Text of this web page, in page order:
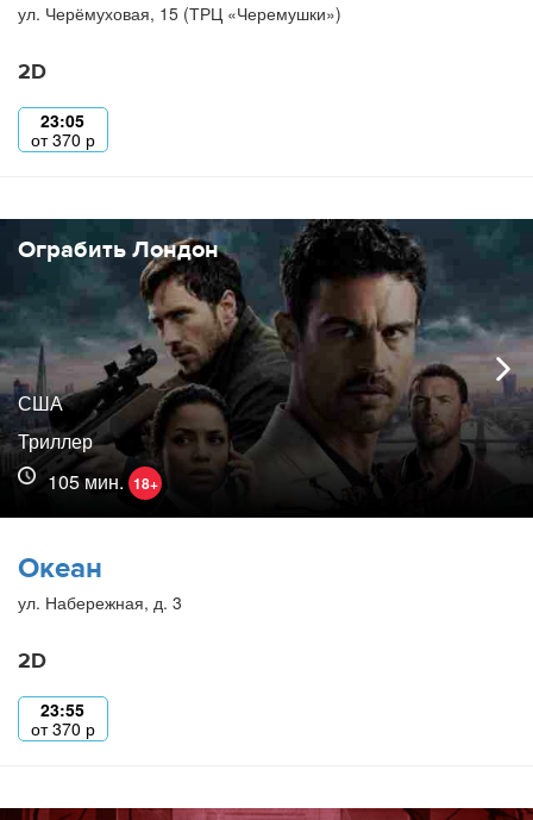
ул. Черёмуховая, 15 (ТРЦ «Черемушки»)
2D
23:05
от370 р
Ограбить Лондон
США
Триллер
105 мин. 18+
Океан
ул. Набережная, д. 3
2D
23:55
от370 р